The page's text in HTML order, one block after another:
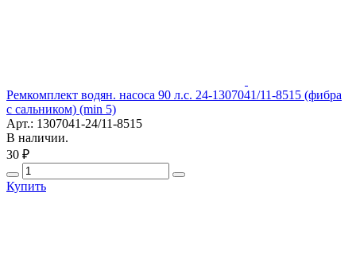
Ремкомплект водян. насоса 90 л.с. 24-1307041/11-8515 (фибра
с сальником) (min 5)
Арт.: 1307041-24/11-8515
В наличии.
30 ₽
Купить